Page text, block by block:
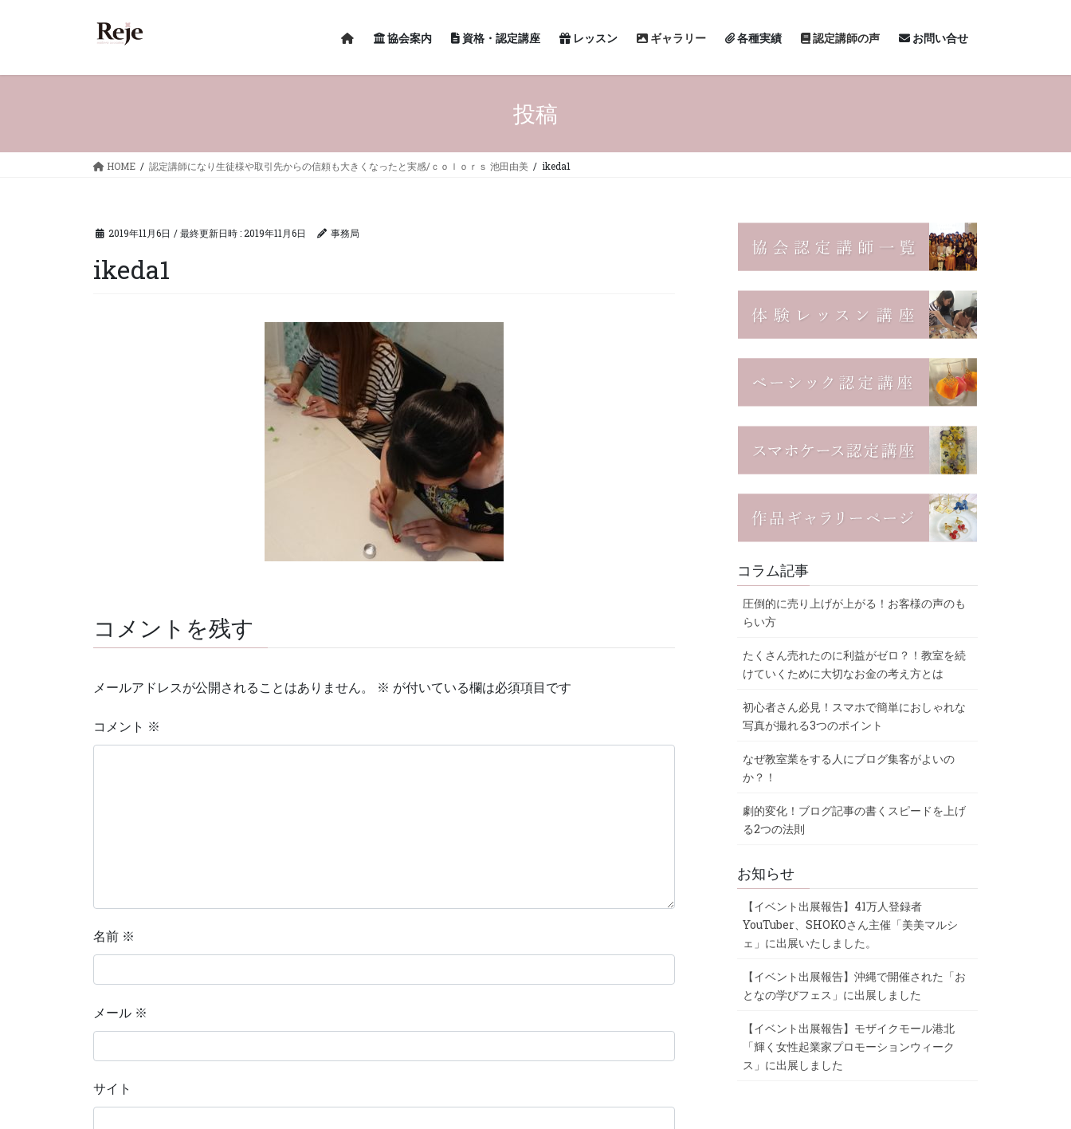
協会案内 資格・認定講座 レッスン ギャラリー 各種実績 認定講師の声 お問い合せ
投稿
HOME 認定講師になり生徒様や取引先からの信頼も大きくなったと実感/ｃｏｌｏｒｓ 池田由美 ikeda1
2019年11月6日 / 最終更新日時 : 2019年11月6日 事務局
ikeda1
コメントを残す
メールアドレスが公開されることはありません。 ※ が付いている欄は必須項目です
コメント ※
名前 ※
メール ※
サイト
コラム記事
圧倒的に売り上げが上がる！お客様の声のも
らい方
たくさん売れたのに利益がゼロ？！教室を続
けていくために大切なお金の考え方とは
初心者さん必見！スマホで簡単におしゃれな
写真が撮れる3つのポイント
なぜ教室業をする人にブログ集客がよいの
か？！
劇的変化！ブログ記事の書くスピードを上げ
る2つの法則
お知らせ
【イベント出展報告】41万人登録者
YouTuber、SHOKOさん主催「美美マルシ
ェ」に出展いたしました。
【イベント出展報告】沖縄で開催された「お
となの学びフェス」に出展しました
【イベント出展報告】モザイクモール港北
「輝く女性起業家プロモーションウィーク
ス」に出展しました